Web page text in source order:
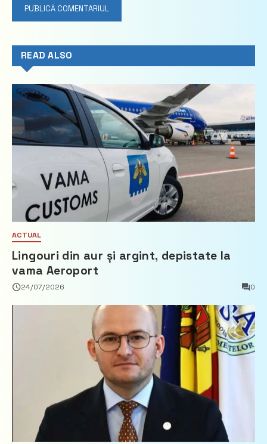
READ ALSO
ACTUAL
Lingouri din aur și argint, depistate la
vama Aeroport
24/07/2026 0